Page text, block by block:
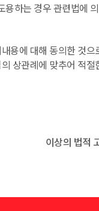
하는 경우 관련법에
용에 대해 동의한 것
상관례에 맞추어 적
이상의 법적